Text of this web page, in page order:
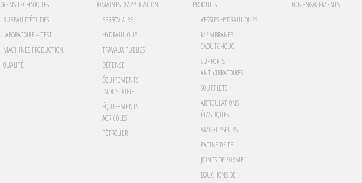
TECHNIQUES
BUREAU D’ÉTUDES
LABORATOIRE – TEST
MACHINES PRODUCTION
QUALITÉ
DOMAINES D’APPLICATION
FERROVIAIRE
HYDRAULIQUE
TRAVAUX PUBLICS
DÉFENSE
ÉQUIPEMENTS
INDUSTRIELS
ÉQUIPEMENTS
AGRICOLES
PÉTROLIER
PRODUITS
VESSIES HYDRAULIQUES
MEMBRANES
CAOUTCHOUC
SUPPORTS
ANTIVIBRATOIRES
SOUFFLETS
ARTICULATIONS
ÉLASTIQUES
AMORTISSEURS
PATINS DE TP
JOINTS DE FORME
BOUCHONS DE
NOS ENGAGEMENTS